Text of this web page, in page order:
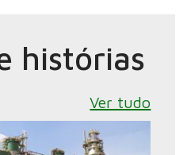
histórias
Ver tudo